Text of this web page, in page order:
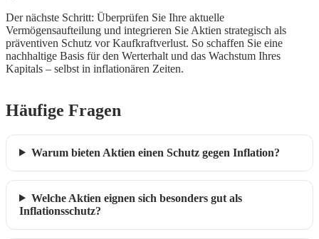
Der nächste Schritt: Überprüfen Sie Ihre aktuelle
Vermögensaufteilung und integrieren Sie Aktien strategisch als
präventiven Schutz vor Kaufkraftverlust. So schaffen Sie eine
nachhaltige Basis für den Werterhalt und das Wachstum Ihres
Kapitals – selbst in inflationären Zeiten.
Häufige Fragen
Warum bieten Aktien einen Schutz gegen Inflation?
Welche Aktien eignen sich besonders gut als
Inflationsschutz?